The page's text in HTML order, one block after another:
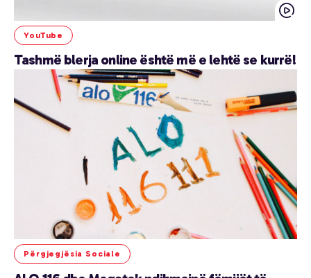
YouTube
Tashmë blerja online është më e lehtë se kurrë!
Përgjegjësia Sociale